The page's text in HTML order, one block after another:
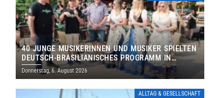
40 JUNGE MUSIKERINNEN UND MUSIKER SPIELTEN
DEUTSCH-BRASILIANISCHES PROGRAMM IN
THOLEY
Donnerstag, 6. August 2026
ALLTAG & GESELLSCHAFT